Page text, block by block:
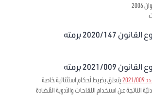
2020/147 برمته
2021/009 برمته
يتعلق بضبط أحكام استثنائية خاصة
الناتجة عن استخدام اللقاحات والأدوية المُضادة